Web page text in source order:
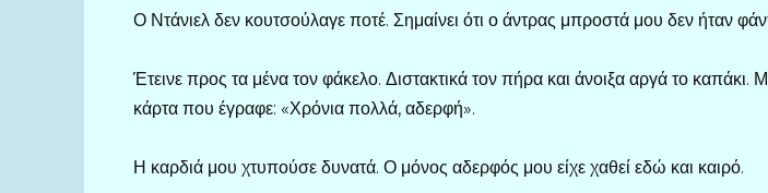
Ο Ντάνιελ δεν κουτσούλαγε ποτέ. Σημαίνει ότι ο άντρας μπροστά μου δεν ήταν
Έτεινε προς τα μένα τον φάκελο. Διστακτικά τον πήρα και άνοιξα αργά το καπάκι.
κάρτα που έγραφε: «Χρόνια πολλά, αδερφή».
Η καρδιά μου χτυπούσε δυνατά. Ο μόνος αδερφός μου είχε χαθεί εδώ και καιρό.